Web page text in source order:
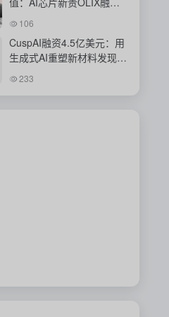
背后的豪赌
106
CuspAI融资4.5亿美元：用
生成式AI重塑新材料发现与
工业研发体系
233